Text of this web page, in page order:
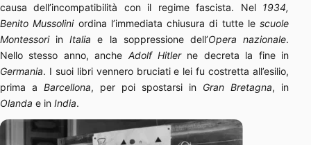
causa dell’incompatibilità con il regime fascista. Nel 1934,
Benito Mussoliniordina l’immediata chiusura di tutte le scuole
MontessoriinItalia e la soppressione dell’Opera nazionale.
Nello stesso anno, anche Adolf Hitlerne decreta la fine in
Germania. I suoi libri vennero bruciati e lei fu costretta all’esilio,
prima a Barcellona, per poi spostarsi in Gran Bretagna, in
Olanda e in India.